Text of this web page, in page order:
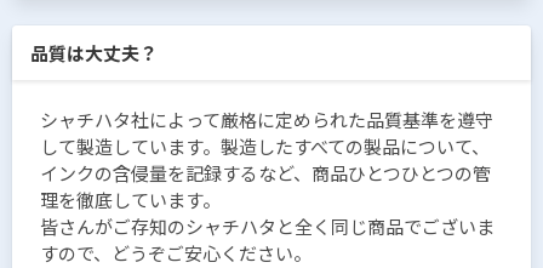
品質は大丈夫？
シャチハタ社によって厳格に定められた品質基準を遵守
して製造しています。製造したすべての製品について、
インクの含侵量を記録するなど、商品ひとつひとつの管
理を徹底しています。
皆さんがご存知のシャチハタと全く同じ商品でございま
すので、どうぞご安心ください。